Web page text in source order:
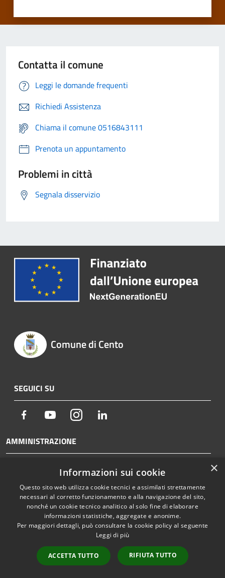
Contatta il comune
Leggi le domande frequenti
Richiedi Assistenza
Chiama il comune 0516843111
Prenota un appuntamento
Problemi in città
Segnala disservizio
Comune di Cento
SEGUICI SU
Facebook YoutubeInstagram
AMMINISTRAZIONE
Aree Amministrative
Uffici
Enti e fondazioni
Politici
Personale Amministrativo
Documenti e dati
×
Informazioni sui cookie
Questo sito web utilizza cookie tecnici e assimilati strettamente
necessari al corretto funzionamento e alla navigazione del sito,
nonché un cookie tecnico analitico al solo fine di elaborare
informazioni statistiche, aggregate e anonime.
Per maggiori dettagli, può consultare la cookie policy al seguente
Leggi di più
ACCETTA TUTTO RIFIUTA TUTTO